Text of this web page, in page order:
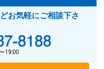
お気軽にご相談下さ